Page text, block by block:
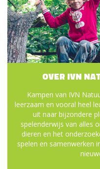
OVER IVN
Kampen van IVN
leerzaam en vooral heel
uit naar bijzondere
spelenderwijs van alles
dieren en het
spelen en samenwerken